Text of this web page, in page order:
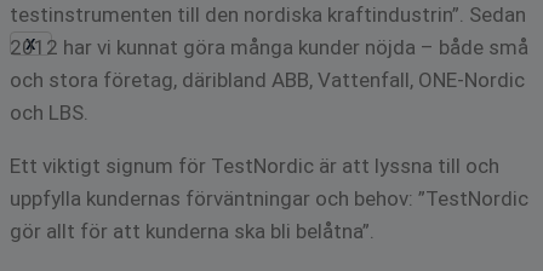
X
testinstrumenten till den nordiska kraftindustrin”. Sedan
2012 har vi kunnat göra många kunder nöjda – både små
och stora företag, däribland ABB, Vattenfall, ONE-Nordic
och LBS.
Ett viktigt signum för TestNordic är att lyssna till och
uppfylla kundernas förväntningar och behov: ”TestNordic
gör allt för att kunderna ska bli belåtna”.